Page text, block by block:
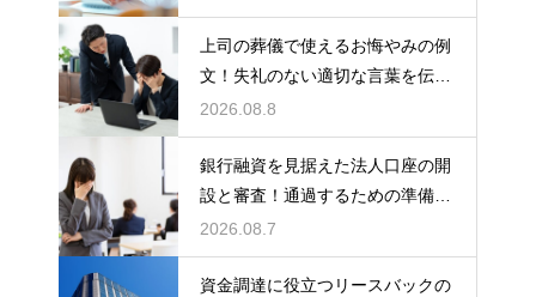
上司の葬儀で使えるお悔やみの例
文！失礼のない適切な言葉を伝え
る例文
2026.08.8
銀行融資を見据えた法人口座の開
設と審査！通過するための準備と
ポイント
2026.08.7
資金調達に役立つリースバックの